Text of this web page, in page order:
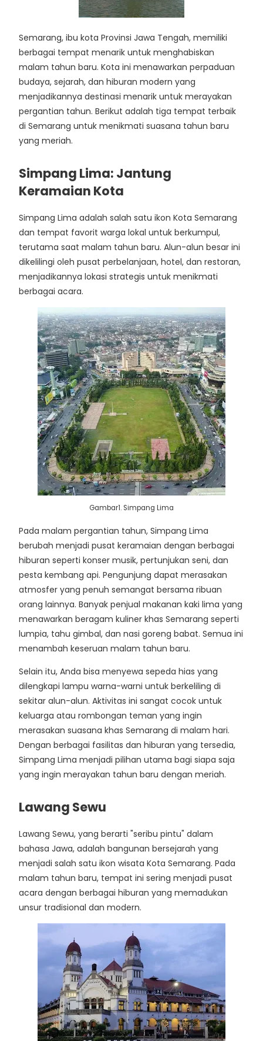
Semarang, ibu kota Provinsi Jawa Tengah, memiliki
berbagai tempat menarik untuk menghabiskan
malam tahun baru. Kota ini menawarkan perpaduan
budaya, sejarah, dan hiburan modern yang
menjadikannya destinasi menarik untuk merayakan
pergantian tahun. Berikut adalah tiga tempat terbaik
di Semarang untuk menikmati suasana tahun baru
yang meriah.
Simpang Lima: Jantung
Keramaian Kota
Simpang Lima adalah salah satu ikon Kota Semarang
dan tempat favorit warga lokal untuk berkumpul,
terutama saat malam tahun baru. Alun-alun besar ini
dikelilingi oleh pusat perbelanjaan, hotel, dan restoran,
menjadikannya lokasi strategis untuk menikmati
berbagai acara.
Gambar1. Simpang Lima
Pada malam pergantian tahun, Simpang Lima
berubah menjadi pusat keramaian dengan berbagai
hiburan seperti konser musik, pertunjukan seni, dan
pesta kembang api. Pengunjung dapat merasakan
atmosfer yang penuh semangat bersama ribuan
orang lainnya. Banyak penjual makanan kaki lima yang
menawarkan beragam kuliner khas Semarang seperti
lumpia, tahu gimbal, dan nasi goreng babat. Semua ini
menambah keseruan malam tahun baru.
Selain itu, Anda bisa menyewa sepeda hias yang
dilengkapi lampu warna-warni untuk berkeliling di
sekitar alun-alun. Aktivitas ini sangat cocok untuk
keluarga atau rombongan teman yang ingin
merasakan suasana khas Semarang di malam hari.
Dengan berbagai fasilitas dan hiburan yang tersedia,
Simpang Lima menjadi pilihan utama bagi siapa saja
yang ingin merayakan tahun baru dengan meriah.
Lawang Sewu
Lawang Sewu, yang berarti "seribu pintu" dalam
bahasa Jawa, adalah bangunan bersejarah yang
menjadi salah satu ikon wisata Kota Semarang. Pada
malam tahun baru, tempat ini sering menjadi pusat
acara dengan berbagai hiburan yang memadukan
unsur tradisional dan modern.